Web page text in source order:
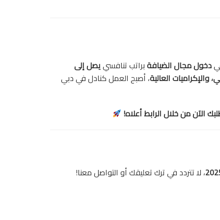
دخول مجال الضيافةبراتب تنافسييصل إلى
والإكراميات العالية، أصبح العمل كنادل في دبي
الآن من خلال الرابط أعلاه!
، لا تتردد في ترك تعليقك أو التواصل معنا!